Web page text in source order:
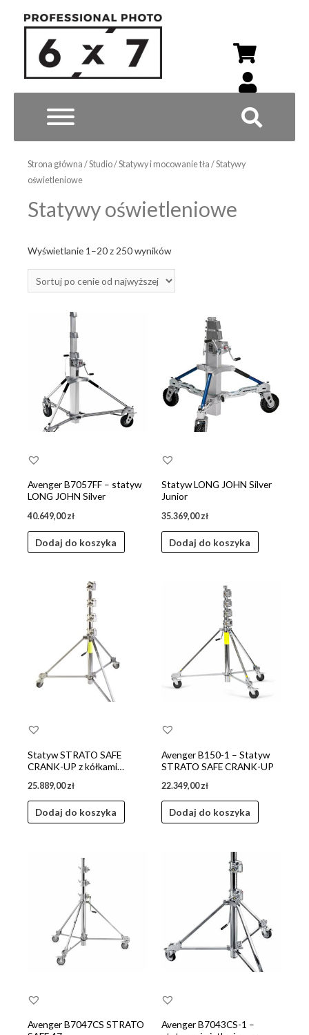
Wyszukiwarka
Strona główna /Studio/Statywy i mocowanie tła / Statywy
oświetleniowe
Statywy oświetleniowe
Wyświetlanie 1–20 z 250 wynikówPosortowane
według
ceny:
wysokiej
Avenger B7057FF – statyw
LONG JOHN Silver
40.649,00zł
Dodaj do koszyka
Statyw LONG JOHN Silver
Junior
35.369,00zł
Dodaj do koszyka
Statyw STRATO SAFE
CRANK-UP z kółkami
25.889,00zł
Dodaj do koszyka
Avenger B150-1 – Statyw
STRATO SAFE CRANK-UP
22.349,00zł
Dodaj do koszyka
Avenger B7047CS STRATO
Avenger B7043CS-1 –